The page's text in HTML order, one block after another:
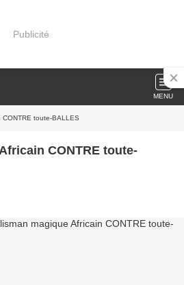
Publicité
MENU
CONTRE toute-BALLES
CONTRE toute-